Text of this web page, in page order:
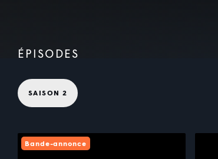
ÉPISODES
SAISON 2
Bande-annonce